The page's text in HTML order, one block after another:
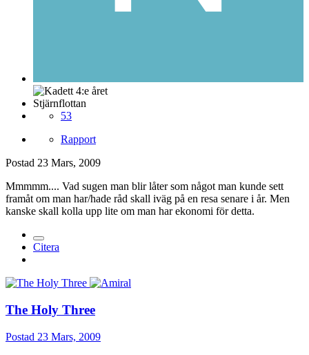
Stjärnflottan
53
Rapport
Postad 23 Mars, 2009
Mmmmm.... Vad sugen man blir låter som något man kunde sett
framåt om man har/hade råd skall iväg på en resa senare i år. Men
kanske skall kolla upp lite om man har ekonomi för detta.
Citera
The Holy Three
Postad 23 Mars, 2009